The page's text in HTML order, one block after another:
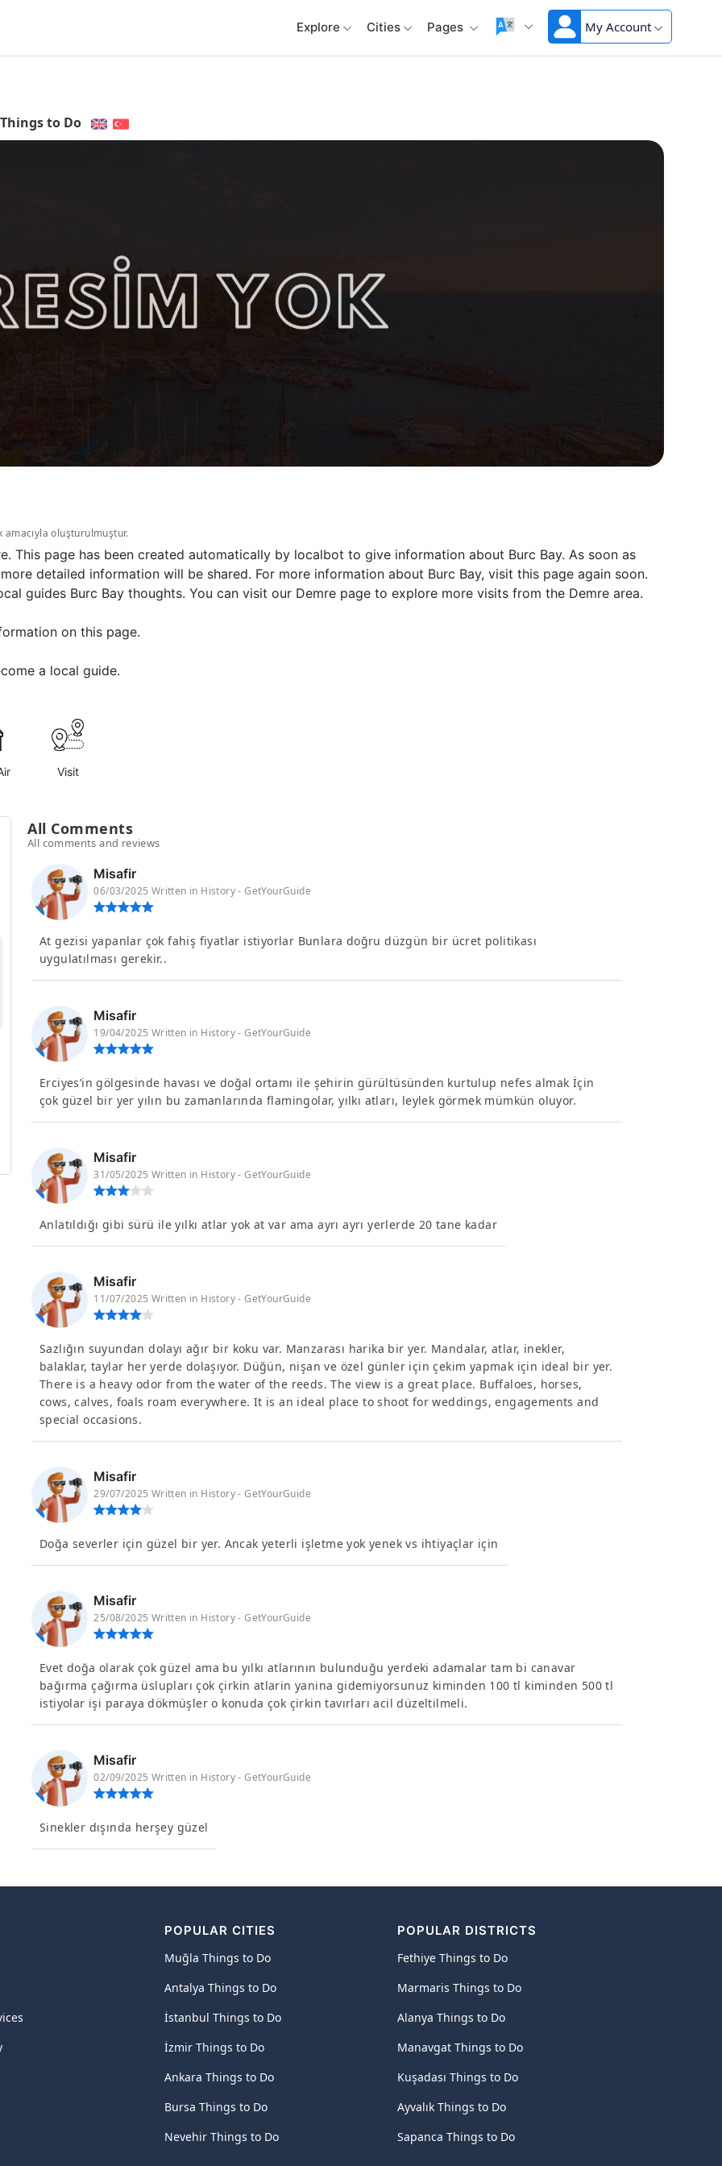
Explore Cities Pages My Account
Things to Do
oluşturulmuştur.
This page has been created automatically by localbot to give information about Burc Bay. As soon as
detailed information will be shared. For more information about Burc Bay, visit this page again soon.
guides Burc Bay thoughts. You can visit our Demre page to explore more visits from the Demre area.
on this page.
a local guide.
Visit
All Comments
All comments and reviews
Misafir
06/03/2025 Written in History - GetYourGuide
At gezisi yapanlar çok fahiş fiyatlar istiyorlar Bunlara doğru düzgün bir ücret politikası
uygulatılması gerekir..
Misafir
19/04/2025 Written in History - GetYourGuide
Erciyes’in gölgesinde havası ve doğal ortamı ile şehirin gürültüsünden kurtulup nefes almak İçin
çok güzel bir yer yılın bu zamanlarında flamingolar, yılkı atları, leylek görmek mümkün oluyor.
Misafir
31/05/2025 Written in History - GetYourGuide
Anlatıldığı gibi sürü ile yılkı atlar yok at var ama ayrı ayrı yerlerde 20 tane kadar
Misafir
11/07/2025 Written in History - GetYourGuide
Sazlığın suyundan dolayı ağır bir koku var. Manzarası harika bir yer. Mandalar, atlar, inekler,
balaklar, taylar her yerde dolaşıyor. Düğün, nişan ve özel günler için çekim yapmak için ideal bir yer.
There is a heavy odor from the water of the reeds. The view is a great place. Buffaloes, horses,
cows, calves, foals roam everywhere. It is an ideal place to shoot for weddings, engagements and
special occasions.
Misafir
29/07/2025 Written in History - GetYourGuide
Doğa severler için güzel bir yer. Ancak yeterli işletme yok yenek vs ihtiyaçlar için
Misafir
25/08/2025 Written in History - GetYourGuide
Evet doğa olarak çok güzel ama bu yılkı atlarının bulunduğu yerdeki adamalar tam bi canavar
bağırma çağırma üslupları çok çirkin atlarin yanina gidemiyorsunuz kiminden 100 tl kiminden 500 tl
istiyolar işi paraya dökmüşler o konuda çok çirkin tavırları acil düzeltilmeli.
Misafir
02/09/2025 Written in History - GetYourGuide
Sinekler dışında herşey güzel
POPULAR CITIES
Muğla Things to Do
Antalya Things to Do
İstanbul Things to Do
İzmir Things to Do
Ankara Things to Do
Bursa Things to Do
Nevehir Things to Do
POPULAR DISTRICTS
Fethiye Things to Do
Marmaris Things to Do
Alanya Things to Do
Manavgat Things to Do
Kuşadası Things to Do
Ayvalık Things to Do
Sapanca Things to Do